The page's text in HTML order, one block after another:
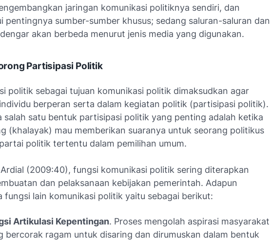
jaringan komunikasi politiknya sendiri, dan
pentingnya sumber-sumber khusus; sedang saluran-saluran dan
akan berbeda menurut jenis media yang digunakan.
Partisipasi Politik
politik sebagai tujuan komunikasi politik dimaksudkan agar
berperan serta dalam kegiatan politik (partisipasi politik).
salah satu bentuk partisipasi politik yang penting adalah ketika
(khalayak) mau memberikan suaranya untuk seorang politikus
politik tertentu dalam pemilihan umum.
(2009:40), fungsi komunikasi politik sering diterapkan
dan pelaksanaan kebijakan pemerintah. Adapun
fungsi lain komunikasi politik yaitu sebagai berikut:
Artikulasi Kepentingan. Proses mengolah aspirasi masyarakat
bercorak ragam untuk disaring dan dirumuskan dalam bentuk